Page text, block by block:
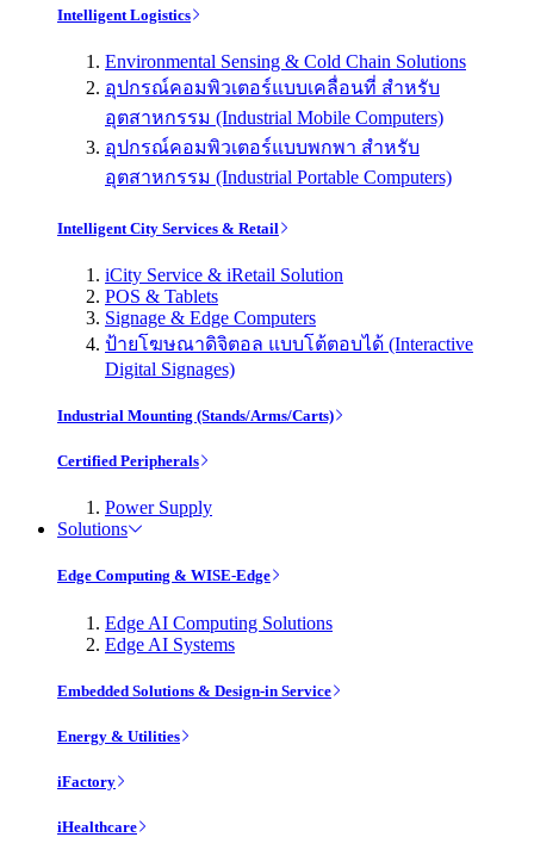
Intelligent Logistics
Environmental Sensing & Cold Chain Solutions
อุปกรณ์คอมพิวเตอร์แบบเคลื่อนที่ สำหรับ
อุตสาหกรรม (Industrial Mobile Computers)
อุปกรณ์คอมพิวเตอร์แบบพกพา สำหรับ
อุตสาหกรรม (Industrial Portable Computers)
Intelligent City Services & Retail
iCity Service & iRetail Solution
POS & Tablets
Signage & Edge Computers
ป้ายโฆษณาดิจิตอล แบบโต้ตอบได้ (Interactive
Digital Signages)
Industrial Mounting (Stands/Arms/Carts)
Certified Peripherals
Power Supply
Solutions
Edge Computing & WISE-Edge
Edge AI Computing Solutions
Edge AI Systems
Embedded Solutions & Design-in Service
Energy & Utilities
iFactory
iHealthcare